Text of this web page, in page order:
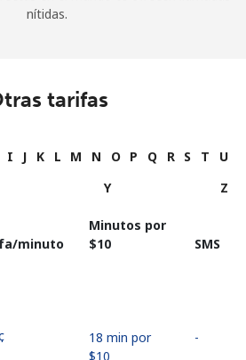
nítidas.
tarifas
I J K L M N O P Q R S T
U
Y Z
minuto
Minutos por
⁦$10⁩
SMS
18 min por
⁦$10⁩
-